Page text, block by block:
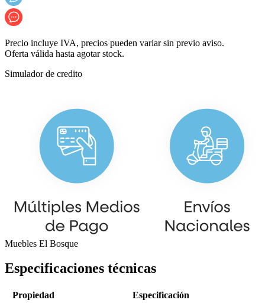
Precio incluye IVA, precios pueden variar sin previo aviso.
Oferta válida hasta agotar stock.
Simulador de credito
Muebles El Bosque
Especificaciones técnicas
Propiedad Especificación